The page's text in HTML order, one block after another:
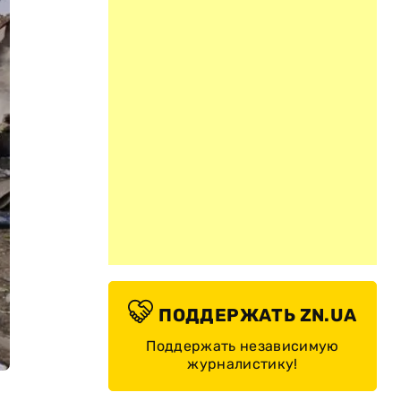
ПОДДЕРЖАТЬ ZN.UA
Поддержать независимую
журналистику!